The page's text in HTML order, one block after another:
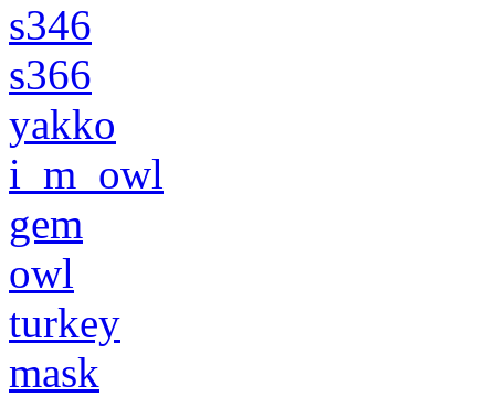
s346
s366
yakko
i_m_owl
gem
owl
turkey
mask